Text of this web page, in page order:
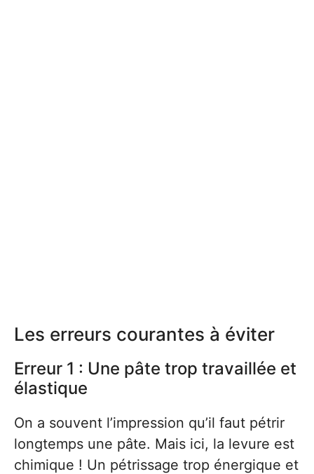
Les erreurs courantes à éviter
Erreur 1 : Une pâte trop travaillée et
élastique
On a souvent l’impression qu’il faut pétrir
longtemps une pâte. Mais ici, la levure est
chimique ! Un pétrissage trop énergique et